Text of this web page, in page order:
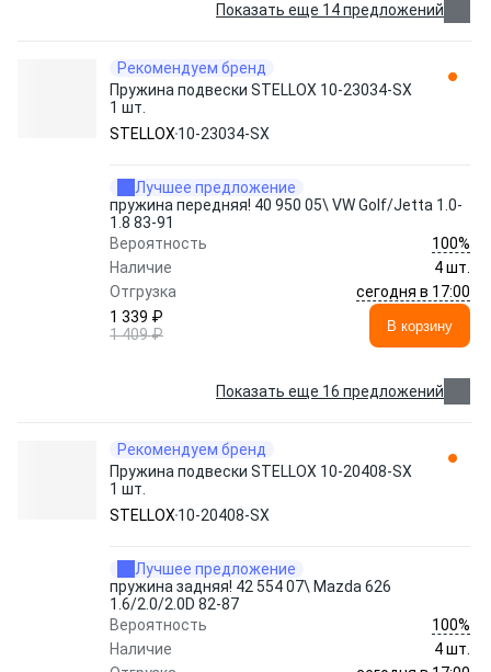
Показать еще 14 предложений
Рекомендуем бренд
Пружина подвески STELLOX 10-23034-SX
1 шт.
STELLOX 10-23034-SX
Лучшее предложение
пружина передняя! 40 950 05\ VW Golf/Jetta 1.0-
1.8 83-91
Вероятность
100%
Наличие
4 шт.
Отгрузка
сегодня в 17:00
1 339 ₽
1 409 ₽
В корзину
Показать еще 16 предложений
Рекомендуем бренд
Пружина подвески STELLOX 10-20408-SX
1 шт.
STELLOX 10-20408-SX
Лучшее предложение
пружина задняя! 42 554 07\ Mazda 626
1.6/2.0/2.0D 82-87
Вероятность
100%
Наличие
4 шт.